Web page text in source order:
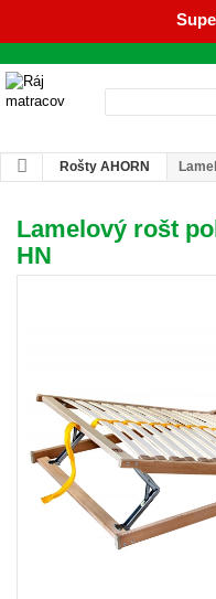
Rošty AHORN
Lamelový rošt
HN